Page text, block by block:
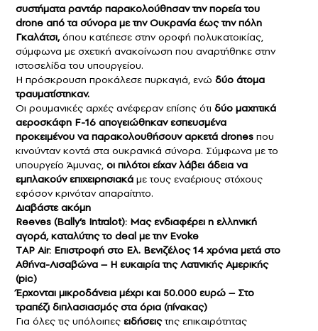
συστήματα ραντάρ παρακολούθησαν την πορεία του
drone από τα σύνορα με την Ουκρανία έως την πόλη
Γκαλάτσι,όπου κατέπεσε στην οροφή πολυκατοικίας,
σύμφωνα με σχετική ανακοίνωση που αναρτήθηκε στην
ιστοσελίδα του υπουργείου.
Η πρόσκρουση προκάλεσε πυρκαγιά, ενώ δύο άτομα
τραυματίστηκαν.
Οι ρουμανικές αρχές ανέφεραν επίσης ότι δύο μαχητικά
αεροσκάφη F-16 απογειώθηκαν εσπευσμένα
προκειμένου να παρακολουθήσουν αρκετά drones που
κινούνταν κοντά στα ουκρανικά σύνορα. Σύμφωνα με το
υπουργείο Άμυνας, οι πιλότοι είχαν λάβει άδεια να
εμπλακούν επιχειρησιακά με τους εναέριους στόχους
εφόσον κρινόταν απαραίτητο.
Διαβάστε ακόμη
Reeves (Bally’s Intralot): Μας ενδιαφέρει η ελληνική
αγορά, καταλύτης το deal με την Evoke
ΤAP Air: Επιστροφή στο Ελ. Βενιζέλος 14 χρόνια μετά στο
Αθήνα-Λισαβώνα – Η ευκαιρία της Λατινικής Αμερικής
(pic)
Έρχονται μικροδάνεια μέχρι και 50.000 ευρώ – Στο
τραπέζι διπλασιασμός στα όρια (πίνακας)
Για όλες τις υπόλοιπες ειδήσειςτης επικαιρότητας